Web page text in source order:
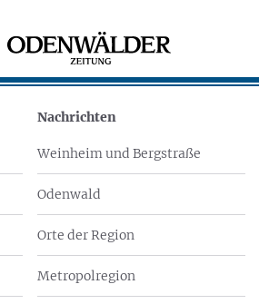
Nachrichten
Weinheim und Bergstraße
Odenwald
Orte der Region
Metropolregion